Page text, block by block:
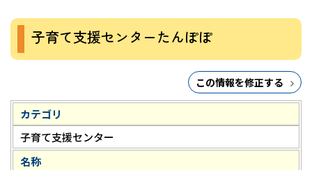
子育て支援センターたんぽぽ
この情報を修正する
カテゴリ
子育て支援センター
名称